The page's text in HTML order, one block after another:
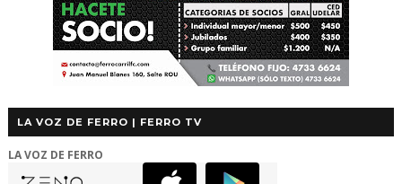
LA VOZ DE FERRO | FERRO TV
LA VOZ DE FERRO